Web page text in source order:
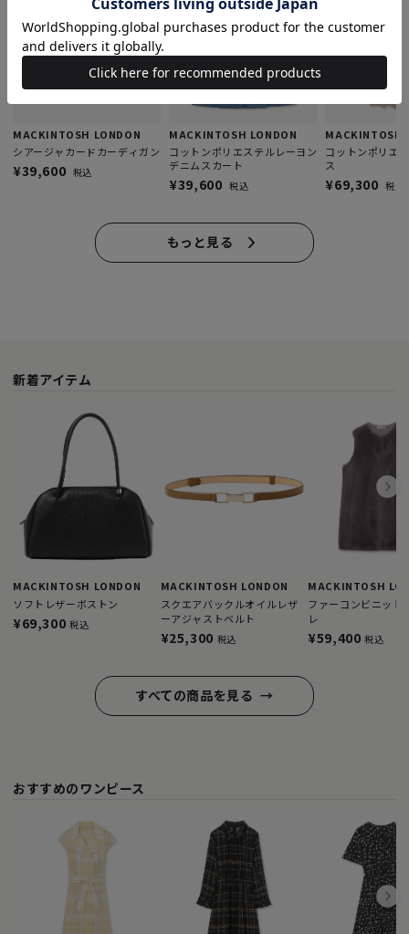
MACKINTOSH LONDON
シアージャカードカーディガン
¥39,600 税込
MACKINTOSH LONDON
コットンポリエステルレーヨン
デニムスカート
¥39,600 税込
MACKINTOSH
コットンポリエ
ス
¥69,300 税込
もっと見る
新着アイテム
MACKINTOSH LONDON
ソフトレザーボストン
¥69,300 税込
MACKINTOSH LONDON
スクエアバックルオイルレザ
ーアジャストベルト
¥25,300 税込
MACKINTOSH
ファーコンビニット
レ
¥59,400 税込
すべての商品を見る →
おすすめのワンピース